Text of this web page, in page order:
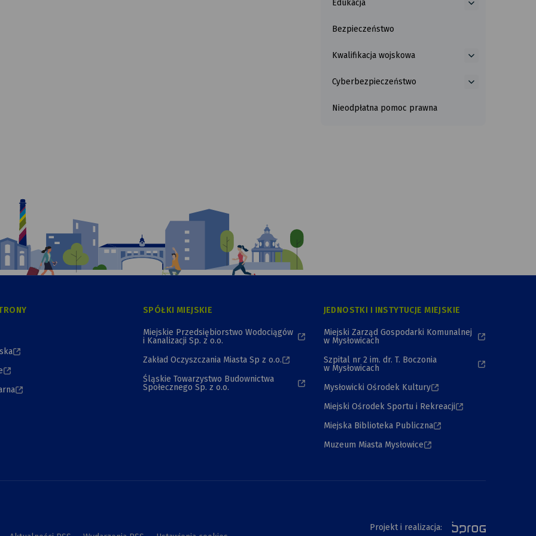
Edukacja
więcej
Bezpieczeństwo
Kwalifikacja wojskowa
więcej
Kwalifikacja
Cyberbezpieczeństwo
więcej
Nieodpłatna pomoc prawna
SPÓŁKI MIEJSKIE
Miejskie Przedsiębiorstwo Wodociągów
i Kanalizacji Sp. z o.o.
Zakład Oczyszczania Miasta Sp z o.o.
Śląskie Towarzystwo Budownictwa
Społecznego Sp. z o.o.
JEDNOSTKI I INSTYTUCJE MIEJSKIE
Miejski Zarząd Gospodarki Komunalnej
w Mysłowicach
Szpital nr 2 im. dr. T. Boczonia
w Mysłowicach
Mysłowicki Ośrodek Kultury
Miejski Ośrodek Sportu i Rekreacji
Miejska Biblioteka Publiczna
Muzeum Miasta Mysłowice
Projekt i realizacja: